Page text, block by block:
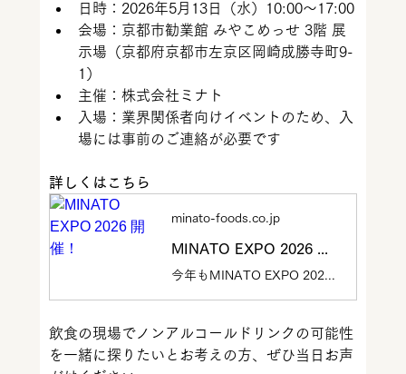
日時：2026年5月13日（水）10:00〜17:00
会場：京都市勧業館 みやこめっせ 3階 展
示場（京都府京都市左京区岡崎成勝寺町9-
1）
主催：株式会社ミナト
入場：業界関係者向けイベントのため、入
場には事前のご連絡が必要です
詳しくはこちら
minato-foods.co.jp
MINATO EXPO 2026 開催！
今年もMINATO EXPO 2026 を開催いたします。日時：2026年5月13日(水) 10:00～17:00 場所：京都市勧業館みやこめっせ3階出...
飲食の現場でノンアルコールドリンクの可能性
を一緒に探りたいとお考えの方、ぜひ当日お声